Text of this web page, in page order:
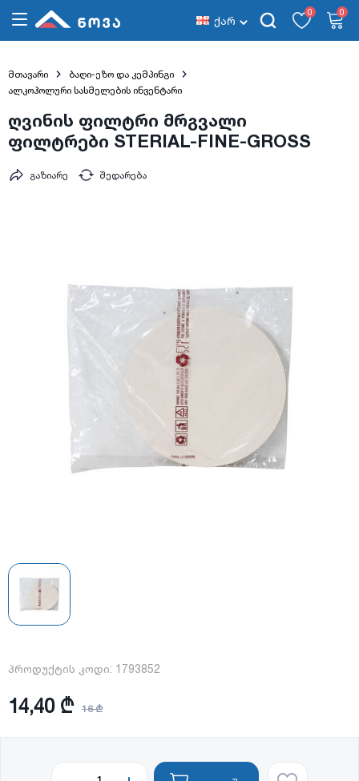
ქარ
0 0
მთავარი
ბაღი-ეზო და კემპინგი
ალკოჰოლური სასმელების ინვენტარი
ღვინის ფილტრი მრგვალი
ფილტრები STERIAL-FINE-GROSS
შედარება
გაზიარე
პროდუქტის კოდი: 1793852
14,40 ₾ 16 ₾